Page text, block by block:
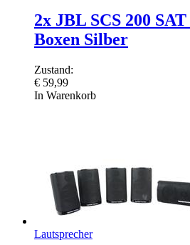
2x JBL SCS 200
Boxen Silber
Zustand:
€ 59,99
In Warenkorb
Lautsprecher